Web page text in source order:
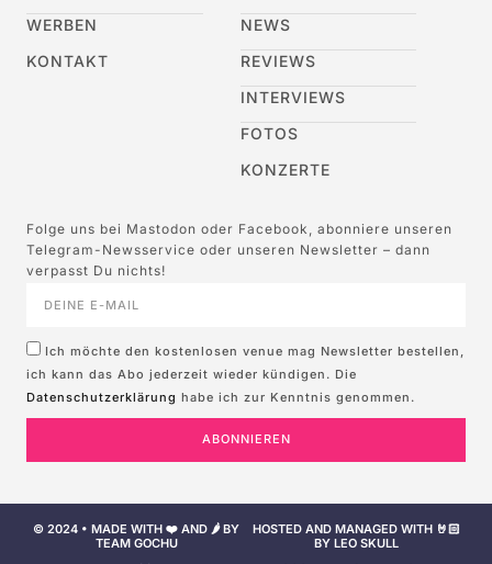
WERBEN
KONTAKT
NEWS
REVIEWS
INTERVIEWS
FOTOS
KONZERTE
Folge uns bei Mastodon oder Facebook, abonniere unseren
Telegram-Newsservice oder unseren Newsletter – dann
verpasst Du nichts!
Ich möchte den kostenlosen venue mag Newsletter bestellen,
ich kann das Abo jederzeit wieder kündigen. Die
Datenschutzerklärung habe ich zur Kenntnis genommen.
ABONNIEREN
© 2024 • MADE WITH ❤️ AND 🌶️ BY
TEAM GOCHU
HOSTED AND MANAGED WITH 🤘🏻
BY LEO SKULL